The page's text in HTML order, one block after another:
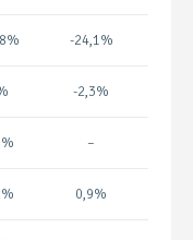
-24,1%
-2,3%
–
0,9%